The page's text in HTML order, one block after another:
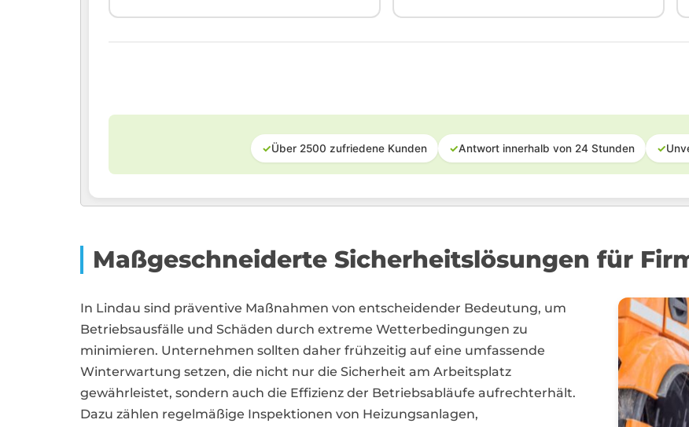
✓Über 2500 zufriedene Kunden ✓Antwort innerhalb von 24 Stunden ✓
Maßgeschneiderte Sicherheitslösungen für
In Lindau sind präventive Maßnahmen von entscheidender Bedeutung, um
Betriebsausfälle und Schäden durch extreme Wetterbedingungen zu
minimieren. Unternehmen sollten daher frühzeitig auf eine umfassende
Winterwartung setzen, die nicht nur die Sicherheit am Arbeitsplatz
gewährleistet, sondern auch die Effizienz der Betriebsabläufe aufrechterhält.
Dazu zählen regelmäßige Inspektionen von Heizungsanlagen,